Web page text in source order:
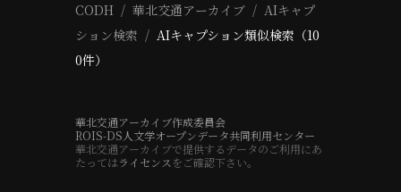
CODH 華北交通アーカイブ
AIキャプ
ション検索
AIキャプション類似検索（10
0件）
華北交通アーカイブ作成委員会
ROIS-DS人文学オープンデータ共同利用センター
華北交通アーカイブで提供するデータのご利用にあ
たってはライセンス をご確認下さい。